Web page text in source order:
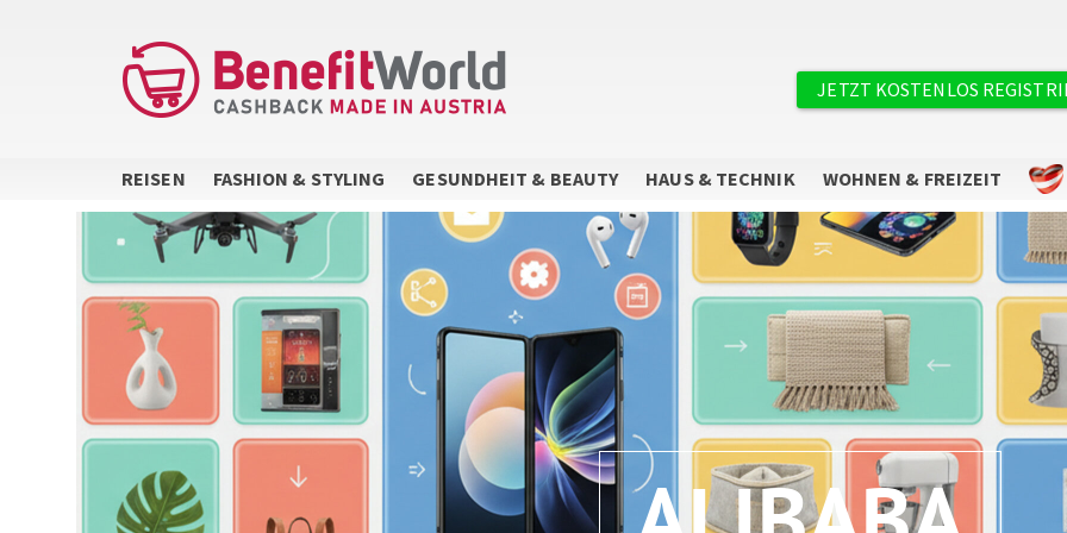
Benutzermenü
JETZT KOSTENLOS
REISEN FASHION & STYLING GESUNDHEIT & BEAUTY HAUS & TECHNIK WOHNEN & FREIZEIT
Sie wollen keine Angebote mehr
verpassen?
Abonnieren Sie unseren Newsletter.